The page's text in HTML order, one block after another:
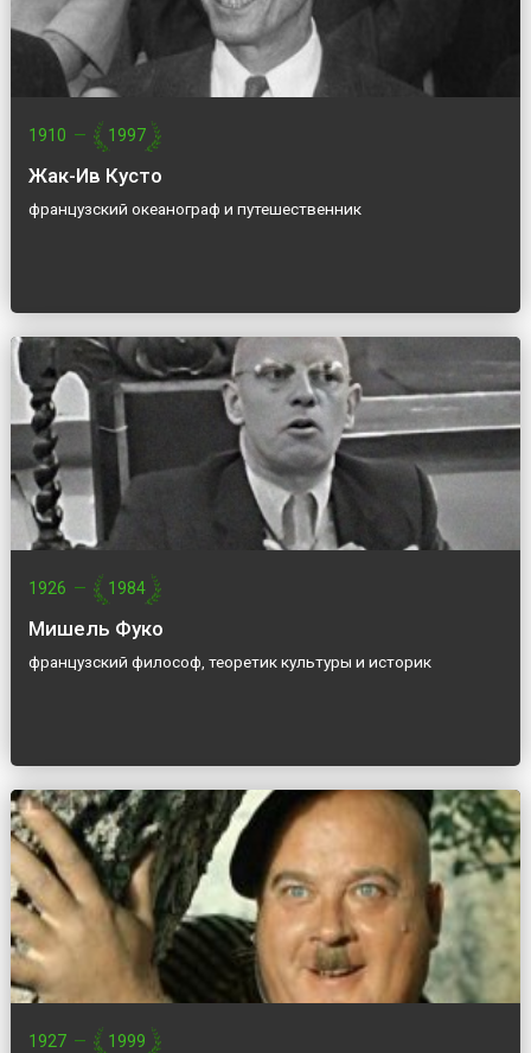
1910 — 1997
Жак-Ив Кусто
французский океанограф и путешественник
1926 — 1984
Мишель Фуко
французский философ, теоретик культуры и историк
1927 — 1999